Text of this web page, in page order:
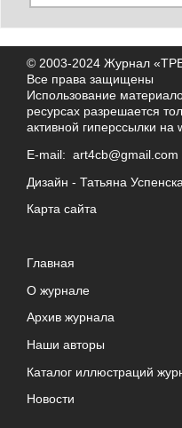
© 2003-2024 Журнал
Все права защищены
Использование
ресурсах разрешается
активной гиперссылки на
E-mail: art4cb@gmail.com
Дизайн - Татьяна
Карта сайта
Главная
О журнале
Архив журнала
Наши авторы
Каталог иллюстраций
Новости